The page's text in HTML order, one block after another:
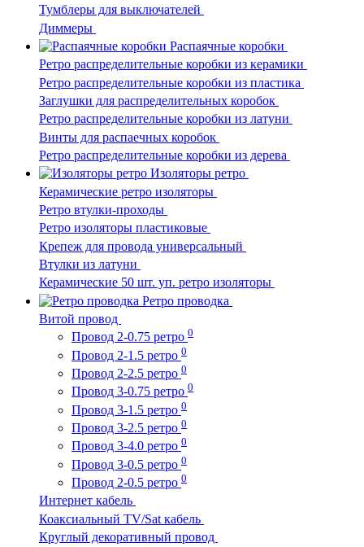
Тумблеры для выключателей
Диммеры
Распаячные коробки
Ретро распределительные коробки из керамики
Ретро распределительные коробки из пластика
Заглушки для распределительных коробок
Ретро распределительные коробки из латуни
Винты для распаечных коробок
Ретро распределительные коробки из дерева
Изоляторы ретро
Керамические ретро изоляторы
Ретро втулки-проходы
Ретро изоляторы пластиковые
Крепеж для провода универсальный
Втулки из латуни
Керамические 50 шт. уп. ретро изоляторы
Ретро проводка
Витой провод
Провод 2-0.75 ретро 0
Провод 2-1.5 ретро 0
Провод 2-2.5 ретро 0
Провод 3-0.75 ретро 0
Провод 3-1.5 ретро 0
Провод 3-2.5 ретро 0
Провод 3-4.0 ретро 0
Провод 3-0.5 ретро 0
Провод 2-0.5 ретро 0
Интернет кабель
Коаксиальный TV/Sat кабель
Круглый декоративный провод